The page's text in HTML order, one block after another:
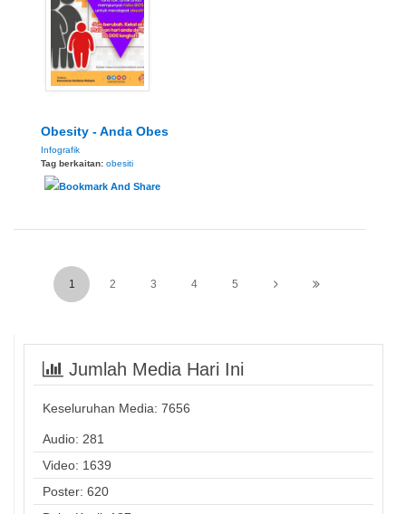
Obesity - Anda Obes
Infografik
Tag berkaitan: obesiti
1 2 3 4 5
Jumlah Media Hari Ini
Keseluruhan Media: 7656
Audio: 281
Video: 1639
Poster: 620